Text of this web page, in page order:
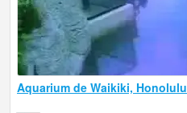
Aquarium de Waikiki, Honolulu